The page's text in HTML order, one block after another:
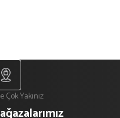
Çok Yakınız